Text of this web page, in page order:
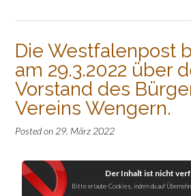
Die Westfalenpost
am 29.3.2022 über
Vorstand des
Vereins Wengern.
Posted on 29. März 2022
Der Inhalt ist nicht
Bitte erlaube Cookies, indem du auf